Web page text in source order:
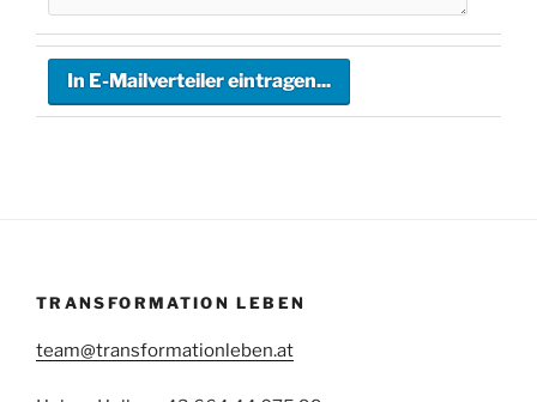
TRANSFORMATION LEBEN
team@transformationleben.at